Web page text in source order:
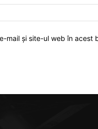
mail și site-ul web în